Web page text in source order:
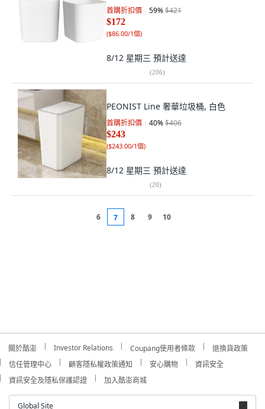
首購折扣價 59%$421
$172
($86.00/1個)
8/12 星期三 預計送達
(206)
PEONIST Line 奢華垃圾桶, 白色
首購折扣價 40%$406
$243
($243.00/1個)
8/12 星期三 預計送達
(20)
6 7 8 9 10
關於酷澎 Investor Relations Coupang使用者條款
退換貨政策
信任管理中心
顧客隱私權政策通知 安心購物
資訊安全
資訊安全及隱私保護認證
加入酷澎商城
Global Site